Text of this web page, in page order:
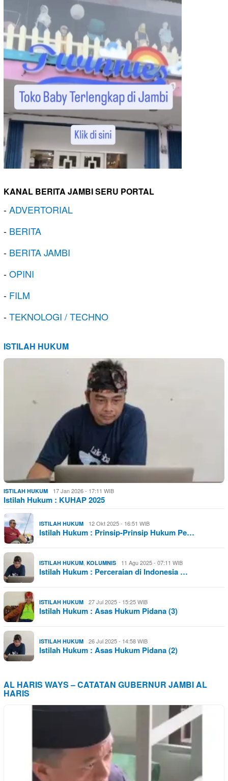
KANAL BERITA JAMBI SERU PORTAL
-ADVERTORIAL
- BERITA
- BERITA JAMBI
-OPINI
- FILM
-TEKNOLOGI / TECHNO
ISTILAH HUKUM
ISTILAH HUKUM 17 Jan 2026 - 17:11 WIB
Istilah Hukum : KUHAP 2025
ISTILAH HUKUM 12 Okt 2025 - 16:51 WIB
Istilah Hukum : Prinsip-Prinsip Hukum Pe…
ISTILAH HUKUM, KOLUMNIS 11 Agu 2025 - 07:11 WIB
Istilah Hukum : Perceraian di Indonesia …
ISTILAH HUKUM 27 Jul 2025 - 15:25 WIB
Istilah Hukum : Asas Hukum Pidana (3)
ISTILAH HUKUM 26 Jul 2025 - 14:58 WIB
Istilah Hukum : Asas Hukum Pidana (2)
AL HARIS WAYS – CATATAN GUBERNUR JAMBI AL
HARIS